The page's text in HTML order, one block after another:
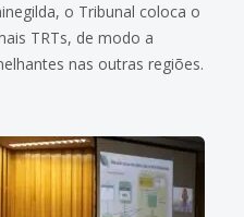
o Tribunal coloca o
TRTs, de modo a
nas outras regiões.